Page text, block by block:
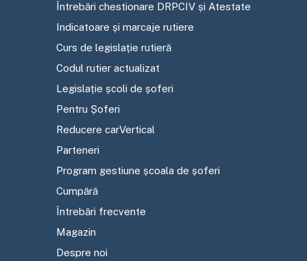
Întrebări chestionare DRPCIV și Atestate
Indicatoare și marcaje rutiere
Curs de legislație rutieră
Codul rutier actualizat
Legislație școli de șoferi
Pentru Șoferi
Reducere carVertical
Parteneri
Program gestiune școala de șoferi
Cumpără
Întrebări frecvente
Magazin
Despre noi